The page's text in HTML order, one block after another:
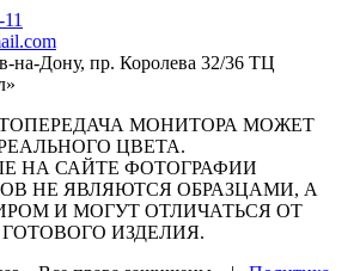
на-Дону, пр. Королева 32/36 ТЦ
МОНИТОРА МОЖЕТ
ЦВЕТА.
НА САЙТЕ ФОТОГРАФИИ
НЕ ЯВЛЯЮТСЯ ОБРАЗЦАМИ, А
И МОГУТ ОТЛИЧАТЬСЯ ОТ
ИЗДЕЛИЯ.